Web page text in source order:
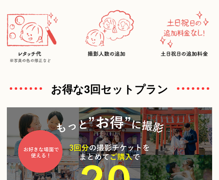
お得な3回セットプラン